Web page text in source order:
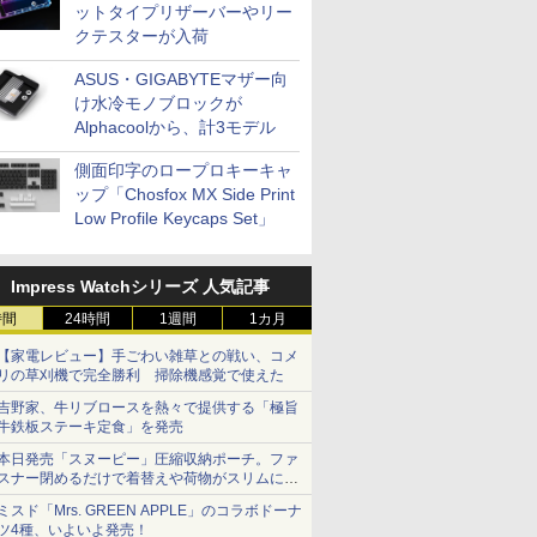
ットタイプリザーバーやリー
クテスターが入荷
ASUS・GIGABYTEマザー向
け水冷モノブロックが
Alphacoolから、計3モデル
側面印字のロープロキーキャ
ップ「Chosfox MX Side Print
Low Profile Keycaps Set」
Impress Watchシリーズ 人気記事
24時間 1週間 1カ月
家電レビュー】手ごわい雑草との戦い、コメ
の草刈機で完全勝利 掃除機感覚で使えた
野家、牛リブロースを熱々で提供する「極旨
鉄板ステーキ定食」を発売
日発売「スヌーピー」圧縮収納ポーチ。ファ
ナー閉めるだけで着替えや荷物がスリムにま
まる
スド「Mrs. GREEN APPLE」のコラボドーナ
4種、いよいよ発売！